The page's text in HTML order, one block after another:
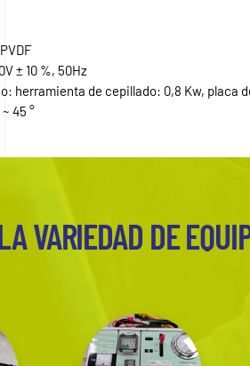
± 10 %, 50Hz
herramienta de cepillado: 0,8 Kw, placa
45 °
VARIEDAD DE